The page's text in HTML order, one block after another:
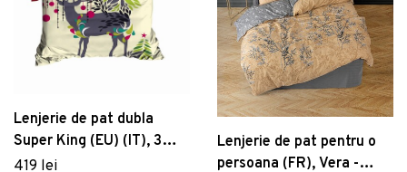
Lenjerie de pat dubla
Super King (EU) (IT), 3
piese, 459, Pearl Home,
419 lei
Lenjerie de pat pentru o
persoana (FR), Vera -